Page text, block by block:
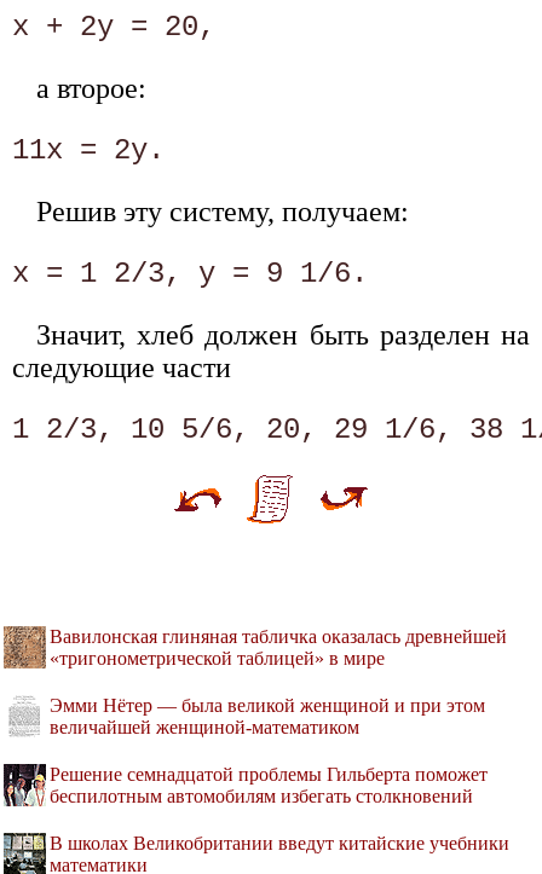
а второе:
Решив эту систему, получаем:
Значит, хлеб должен быть разделен на
следующие части
Вавилонская глиняная табличка оказалась древнейшей
«тригонометрической таблицей» в мире
Эмми Нётер — была великой женщиной и при этом
величайшей женщиной-математиком
Решение семнадцатой проблемы Гильберта поможет
беспилотным автомобилям избегать столкновений
В школах Великобритании введут китайские учебники
математики